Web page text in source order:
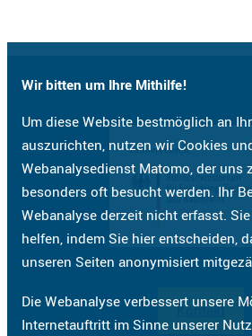
Wir bitten um Ihre Mithilfe!
Um diese Website bestmöglich an
auszurichten, nutzen wir Cookies
Webanalysedienst Matomo, der uns
besonders oft besucht werden. Ihr
Webanalyse derzeit nicht erfasst.
helfen, indem Sie hier entscheiden,
unseren Seiten anonymisiert
Die Webanalyse verbessert unsere
Internetauftritt im Sinne unserer
Kontakt